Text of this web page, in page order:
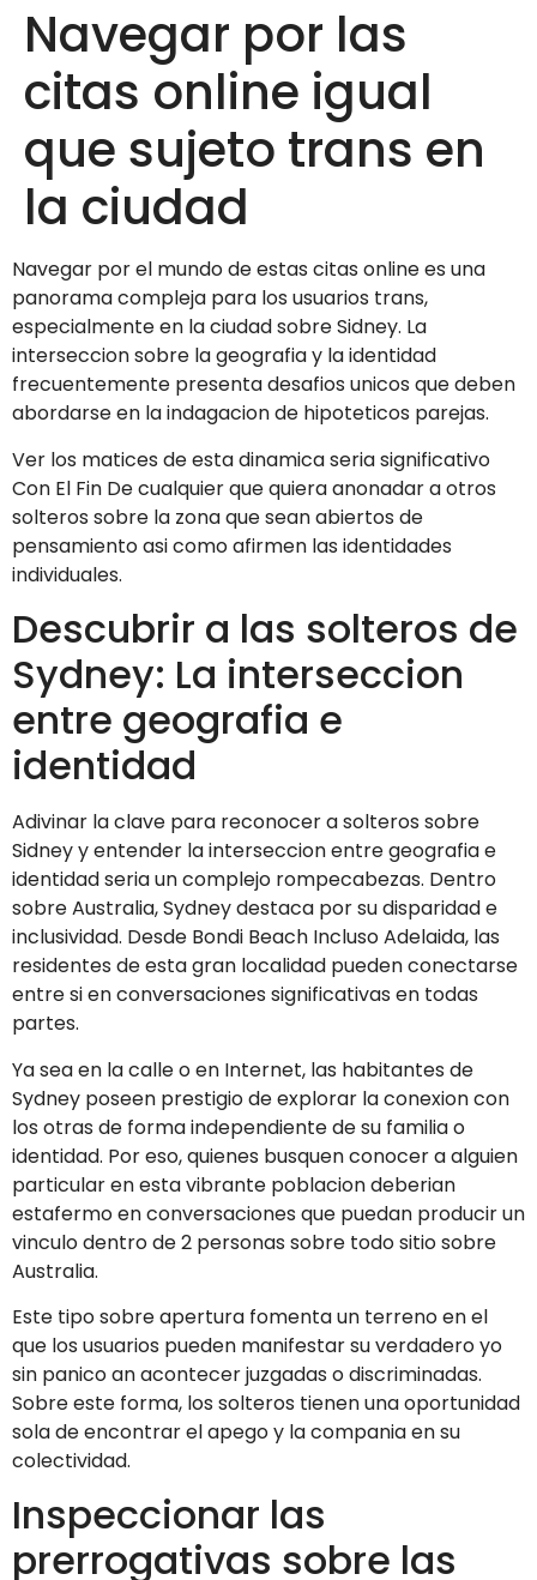
Navegar por las
citas online igual
que sujeto trans en
la ciudad
Navegar por el mundo de estas citas online es una
panorama compleja para los usuarios trans,
especialmente en la ciudad sobre Sidney. La
interseccion sobre la geografia y la identidad
frecuentemente presenta desafios unicos que deben
abordarse en la indagacion de hipoteticos parejas.
Ver los matices de esta dinamica seri­a significativo
Con El Fin De cualquier que quiera anonadar a otros
solteros sobre la zona que sean abiertos de
pensamiento asi­ como afirmen las identidades
individuales.
Descubrir a las solteros de
Sydney: La interseccion
entre geografia e
identidad
Adivinar la clave para reconocer a solteros sobre
Sidney y entender la interseccion entre geografia e
identidad seri­a un complejo rompecabezas. Dentro
sobre Australia, Sydney destaca por su disparidad e
inclusividad. Desde Bondi Beach Incluso Adelaida, las
residentes de esta gran localidad pueden conectarse
entre si en conversaciones significativas en todas
partes.
Ya sea en la calle o en Internet, las habitantes de
Sydney poseen prestigio de explorar la conexion con
los otras de forma independiente de su familia o
identidad. Por eso, quienes busquen conocer a alguien
particular en esta vibrante poblacion deberi­an
estafermo en conversaciones que puedan producir un
vinculo dentro de 2 personas sobre todo sitio sobre
Australia.
Este tipo sobre apertura fomenta un terreno en el
que los usuarios pueden manifestar su verdadero yo
sin panico an acontecer juzgadas o discriminadas.
Sobre este forma, los solteros tienen una oportunidad
sola de encontrar el apego y la compania en su
colectividad.
Inspeccionar las
prerrogativas sobre las